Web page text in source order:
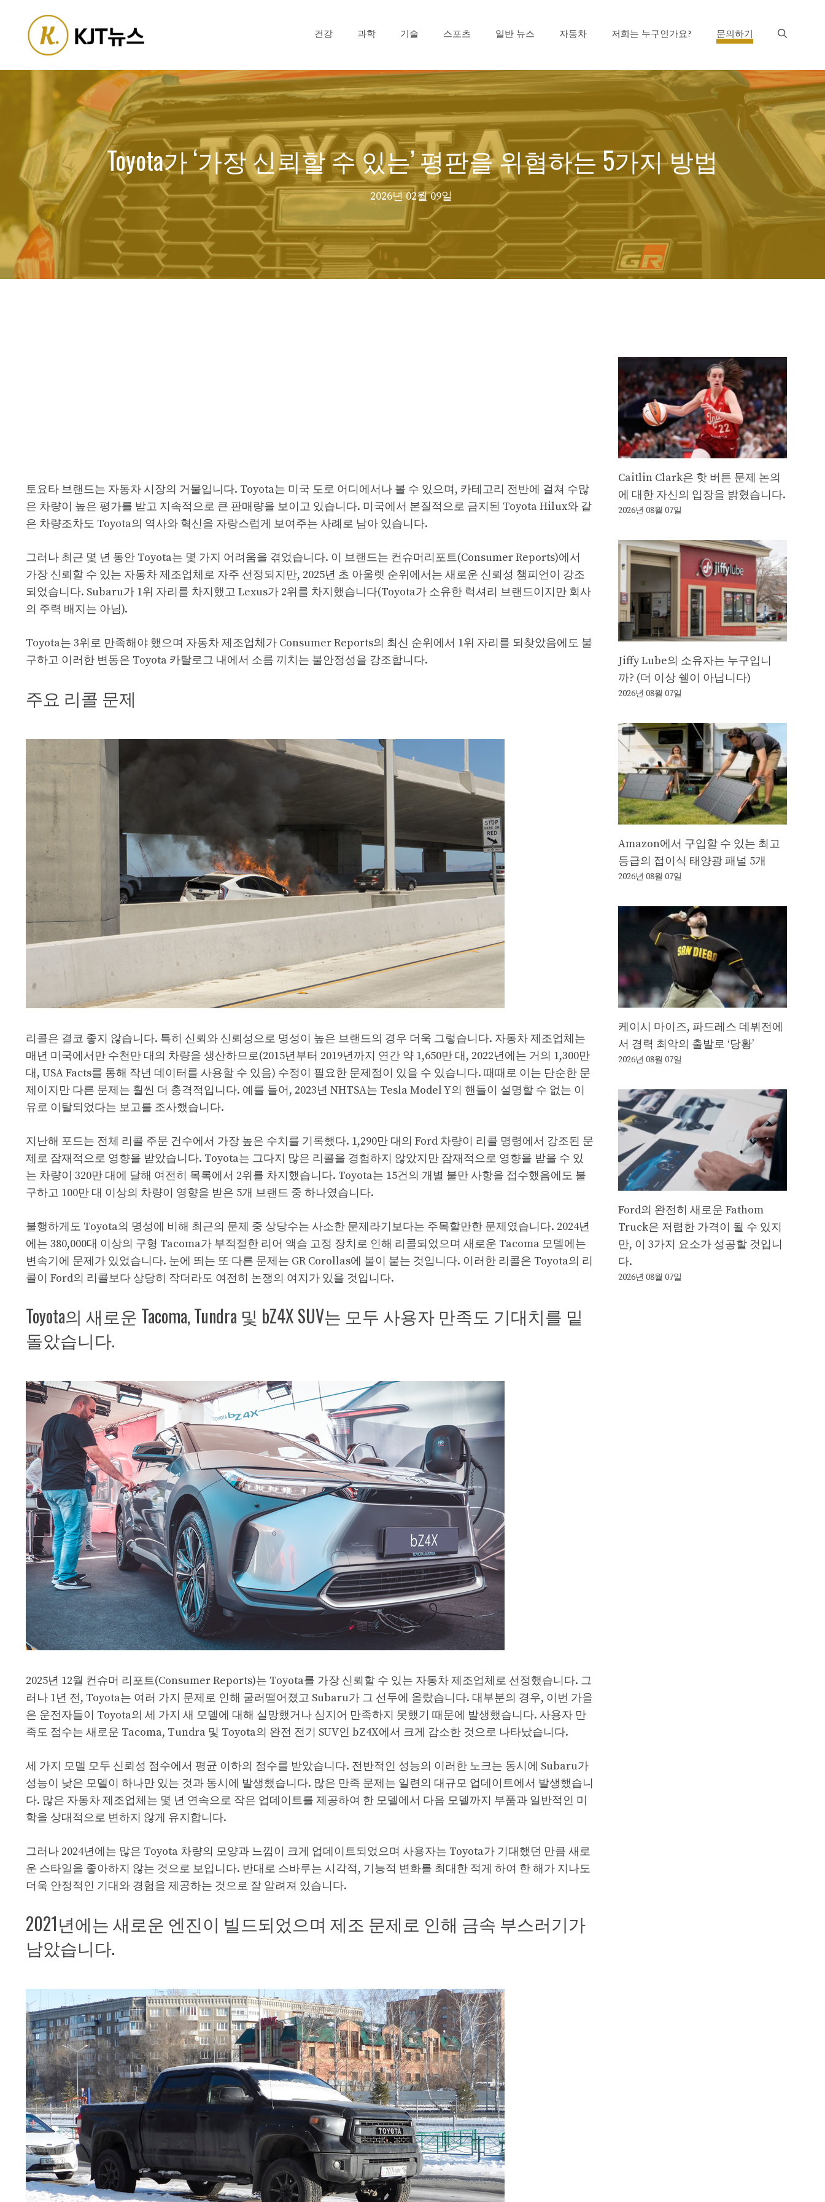
content
건강 과학 기술 스포츠 일반 뉴스 자동차 저희는 누구인가요? 문의하기
Toyota가 ‘가장 신뢰할 수 있는’ 평판을 위협하는 5가지 방법
2026년 02월 09일
토요타 브랜드는 자동차 시장의 거물입니다. Toyota는 미국 도로 어디에서나 볼 수 있으며, 카테고리 전반에 걸쳐 수많
은 차량이 높은 평가를 받고 지속적으로 큰 판매량을 보이고 있습니다. 미국에서 본질적으로 금지된 Toyota Hilux와 같
은 차량조차도 Toyota의 역사와 혁신을 자랑스럽게 보여주는 사례로 남아 있습니다.
그러나 최근 몇 년 동안 Toyota는 몇 가지 어려움을 겪었습니다. 이 브랜드는 컨슈머리포트(Consumer Reports)에서
가장 신뢰할 수 있는 자동차 제조업체로 자주 선정되지만, 2025년 초 아울렛 순위에서는 새로운 신뢰성 챔피언이 강조
되었습니다. Subaru가 1위 자리를 차지했고 Lexus가 2위를 차지했습니다(Toyota가 소유한 럭셔리 브랜드이지만 회사
의 주력 배지는 아님).
Toyota는 3위로 만족해야 했으며 자동차 제조업체가 Consumer Reports의 최신 순위에서 1위 자리를 되찾았음에도 불
구하고 이러한 변동은 Toyota 카탈로그 내에서 소름 끼치는 불안정성을 강조합니다.
주요 리콜 문제
리콜은 결코 좋지 않습니다. 특히 신뢰와 신뢰성으로 명성이 높은 브랜드의 경우 더욱 그렇습니다. 자동차 제조업체는
매년 미국에서만 수천만 대의 차량을 생산하므로(2015년부터 2019년까지 연간 약 1,650만 대, 2022년에는 거의 1,300만
대, USA Facts를 통해 작년 데이터를 사용할 수 있음) 수정이 필요한 문제점이 있을 수 있습니다. 때때로 이는 단순한 문
제이지만 다른 문제는 훨씬 더 충격적입니다. 예를 들어, 2023년 NHTSA는 Tesla Model Y의 핸들이 설명할 수 없는 이
유로 이탈되었다는 보고를 조사했습니다.
지난해 포드는 전체 리콜 주문 건수에서 가장 높은 수치를 기록했다. 1,290만 대의 Ford 차량이 리콜 명령에서 강조된 문
제로 잠재적으로 영향을 받았습니다. Toyota는 그다지 많은 리콜을 경험하지 않았지만 잠재적으로 영향을 받을 수 있
는 차량이 320만 대에 달해 여전히 목록에서 2위를 차지했습니다. Toyota는 15건의 개별 불만 사항을 접수했음에도 불
구하고 100만 대 이상의 차량이 영향을 받은 5개 브랜드 중 하나였습니다.
불행하게도 Toyota의 명성에 비해 최근의 문제 중 상당수는 사소한 문제라기보다는 주목할만한 문제였습니다. 2024년
에는 380,000대 이상의 구형 Tacoma가 부적절한 리어 액슬 고정 장치로 인해 리콜되었으며 새로운 Tacoma 모델에는
변속기에 문제가 있었습니다. 눈에 띄는 또 다른 문제는 GR Corollas에 불이 붙는 것입니다. 이러한 리콜은 Toyota의 리
콜이 Ford의 리콜보다 상당히 작더라도 여전히 논쟁의 여지가 있을 것입니다.
Toyota의 새로운 Tacoma, Tundra 및 bZ4X SUV는 모두 사용자 만족도 기대치를 밑
돌았습니다.
2025년 12월 컨슈머 리포트(Consumer Reports)는 Toyota를 가장 신뢰할 수 있는 자동차 제조업체로 선정했습니다. 그
러나 1년 전, Toyota는 여러 가지 문제로 인해 굴러떨어졌고 Subaru가 그 선두에 올랐습니다. 대부분의 경우, 이번 가을
은 운전자들이 Toyota의 세 가지 새 모델에 대해 실망했거나 심지어 만족하지 못했기 때문에 발생했습니다. 사용자 만
족도 점수는 새로운 Tacoma, Tundra 및 Toyota의 완전 전기 SUV인 bZ4X에서 크게 감소한 것으로 나타났습니다.
세 가지 모델 모두 신뢰성 점수에서 평균 이하의 점수를 받았습니다. 전반적인 성능의 이러한 노크는 동시에 Subaru가
성능이 낮은 모델이 하나만 있는 것과 동시에 발생했습니다. 많은 만족 문제는 일련의 대규모 업데이트에서 발생했습니
다. 많은 자동차 제조업체는 몇 년 연속으로 작은 업데이트를 제공하여 한 모델에서 다음 모델까지 부품과 일반적인 미
학을 상대적으로 변하지 않게 유지합니다.
그러나 2024년에는 많은 Toyota 차량의 모양과 느낌이 크게 업데이트되었으며 사용자는 Toyota가 기대했던 만큼 새로
운 스타일을 좋아하지 않는 것으로 보입니다. 반대로 스바루는 시각적, 기능적 변화를 최대한 적게 하여 한 해가 지나도
더욱 안정적인 기대와 경험을 제공하는 것으로 잘 알려져 있습니다.
2021년에는 새로운 엔진이 빌드되었으며 제조 문제로 인해 금속 부스러기가
남았습니다.
Caitlin Clark은 핫 버튼 문제 논의
에 대한 자신의 입장을 밝혔습니다.
2026년 08월 07일
Jiffy Lube의 소유자는 누구입니
까? (더 이상 쉘이 아닙니다)
2026년 08월 07일
Amazon에서 구입할 수 있는 최고
등급의 접이식 태양광 패널 5개
2026년 08월 07일
케이시 마이즈, 파드레스 데뷔전에
서 경력 최악의 출발로 ‘당황’
2026년 08월 07일
Ford의 완전히 새로운 Fathom
Truck은 저렴한 가격이 될 수 있지
만, 이 3가지 요소가 성공할 것입니
다.
2026년 08월 07일